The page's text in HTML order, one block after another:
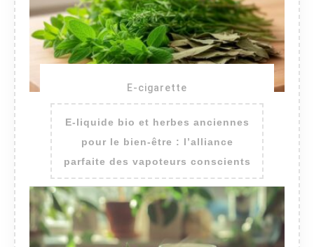
E-cigarette
E-liquide bio et herbes anciennes
pour le bien-être : l’alliance
parfaite des vapoteurs conscients